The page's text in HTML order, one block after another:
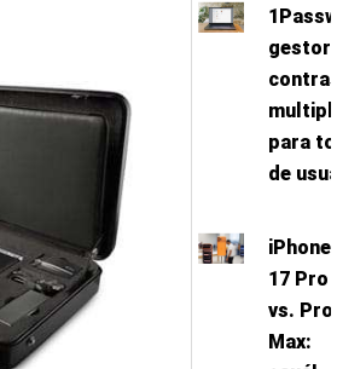
gestor
para
de
iPhone
17 Pro
vs. Pro
Max: